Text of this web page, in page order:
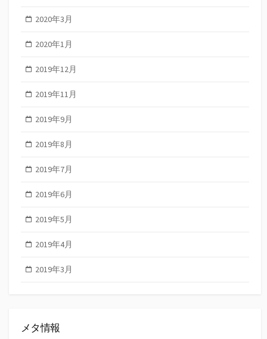
2020年3月
2020年1月
2019年12月
2019年11月
2019年9月
2019年8月
2019年7月
2019年6月
2019年5月
2019年4月
2019年3月
メタ情報